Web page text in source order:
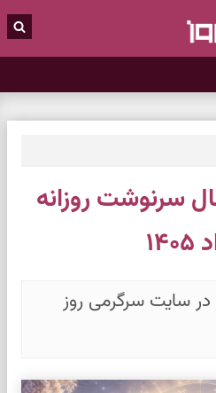
سرنوشت روزانه
سایت سرگرمی روز